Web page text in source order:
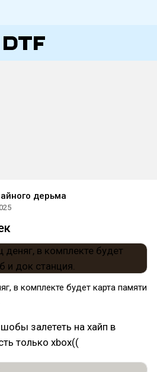
дерьма
в комплекте будет карта памяти
залететь на хайп в
только xbox((